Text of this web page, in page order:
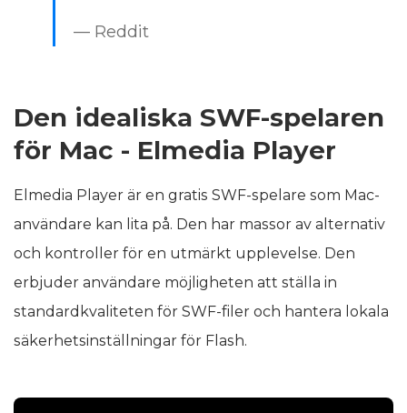
— Reddit
Den idealiska SWF-spelaren
för Mac - Elmedia Player
Elmedia Player är en gratis SWF-spelare som Mac-
användare kan lita på. Den har massor av alternativ
och kontroller för en utmärkt upplevelse. Den
erbjuder användare möjligheten att ställa in
standardkvaliteten för SWF-filer och hantera lokala
säkerhetsinställningar för Flash.